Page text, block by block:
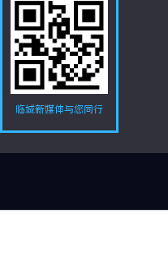
临城新媒体与您同行